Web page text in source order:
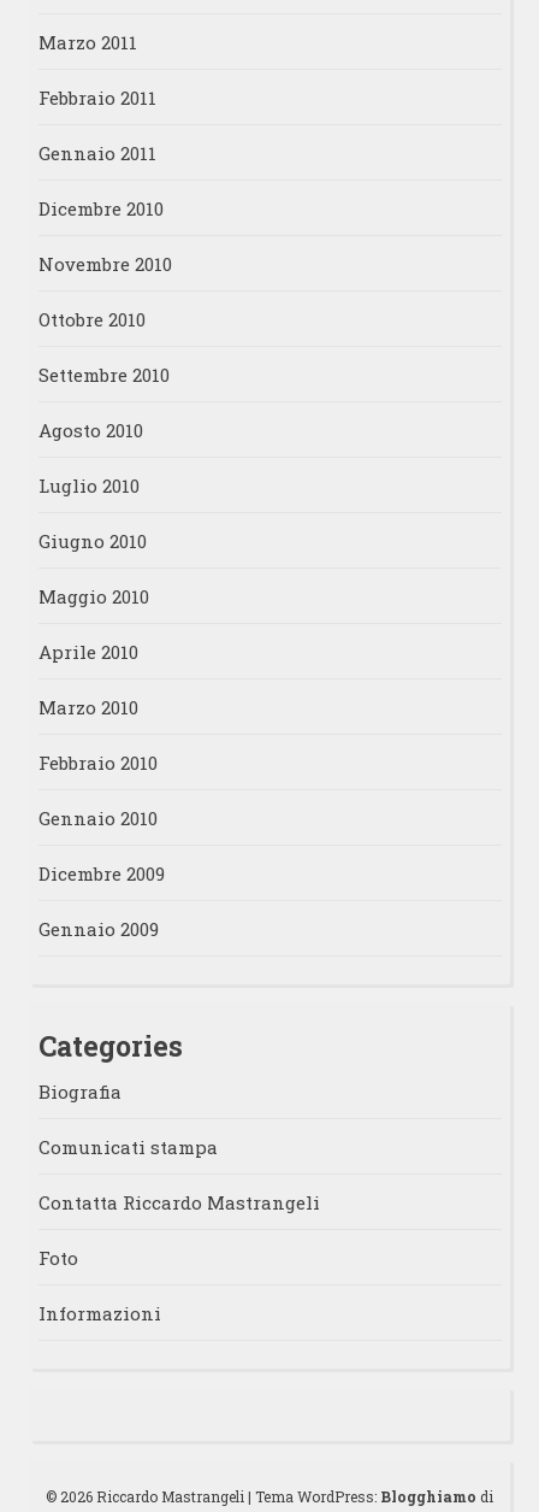
Marzo 2011
Febbraio 2011
Gennaio 2011
Dicembre 2010
Novembre 2010
Ottobre 2010
Settembre 2010
Agosto 2010
Luglio 2010
Giugno 2010
Maggio 2010
Aprile 2010
Marzo 2010
Febbraio 2010
Gennaio 2010
Dicembre 2009
Gennaio 2009
Categories
Biografia
Comunicati stampa
Contatta Riccardo Mastrangeli
Foto
Informazioni
© 2026 Riccardo Mastrangeli | Tema WordPress: Blogghiamo di